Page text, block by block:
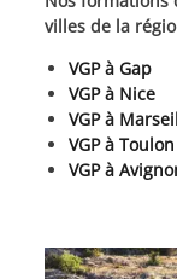
villes de la
VGP à Gap
VGP à Nice
VGP à
VGP à Toulon
VGP à